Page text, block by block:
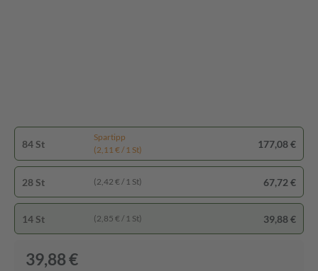
84 St
Spartipp
(2,11 € / 1 St)
177,08 €
28 St (2,42 € / 1 St) 67,72 €
14 St (2,85 € / 1 St) 39,88 €
39,88 €